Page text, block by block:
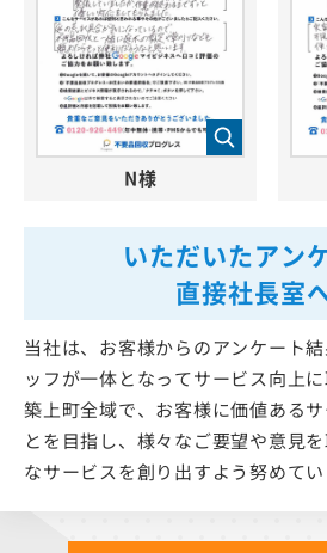
いただいたアン
直接社長室
当社は、お客様からのアンケート
ッフが一体となってサービス向上に
築上町全域で、お客様に価値ある
とを目指し、様々なご要望や意見
なサービスを創り出すよう努めてい
N様